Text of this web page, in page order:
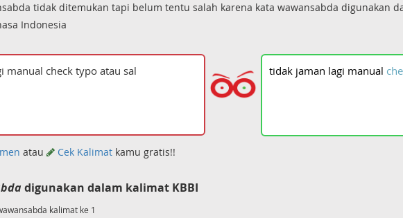
tidak ditemukan tapi belum tentu salah karena kata wawansabda digunakan
Indonesia
tidak jaman lagi manual
atau Cek Kalimatkamu gratis!!
digunakan dalam kalimat KBBI
kalimat ke 1